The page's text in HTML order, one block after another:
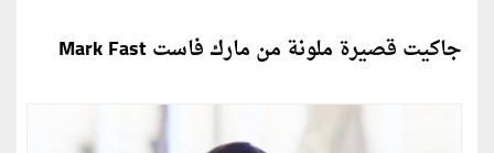
جاكيت قصيرة ملونة من مارك فاست Mark Fast